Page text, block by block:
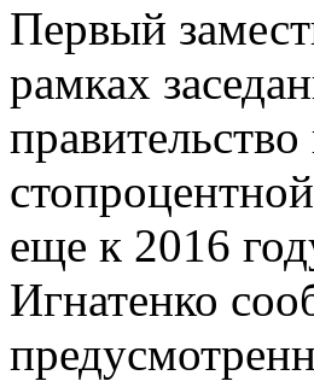
Первый
рамках
еще к 2016
Игнатенко